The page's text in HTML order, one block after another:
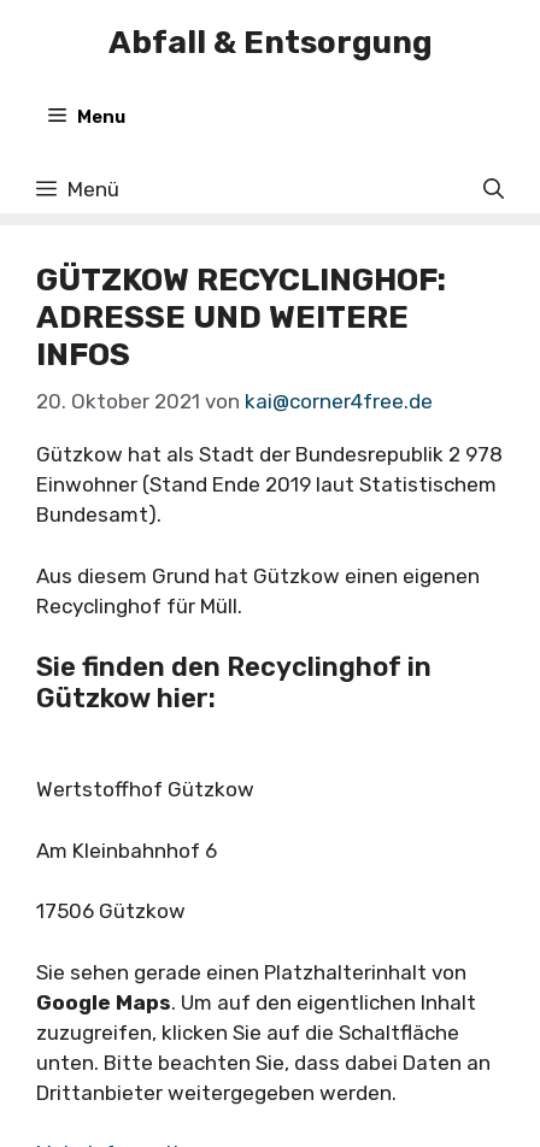
Abfall & Entsorgung
Menu
Menü
GÜTZKOW RECYCLINGHOF:
ADRESSE UND WEITERE
INFOS
20. Oktober 2021 von kai@corner4free.de
Gützkow hat als Stadt der Bundesrepublik 2 978
Einwohner (Stand Ende 2019 laut Statistischem
Bundesamt).
Aus diesem Grund hat Gützkow einen eigenen
Recyclinghof für Müll.
Sie finden den Recyclinghof in
Gützkow hier:
Wertstoffhof Gützkow
Am Kleinbahnhof 6
17506 Gützkow
Sie sehen gerade einen Platzhalterinhalt von
Google Maps. Um auf den eigentlichen Inhalt
zuzugreifen, klicken Sie auf die Schaltfläche
unten. Bitte beachten Sie, dass dabei Daten an
Drittanbieter weitergegeben werden.